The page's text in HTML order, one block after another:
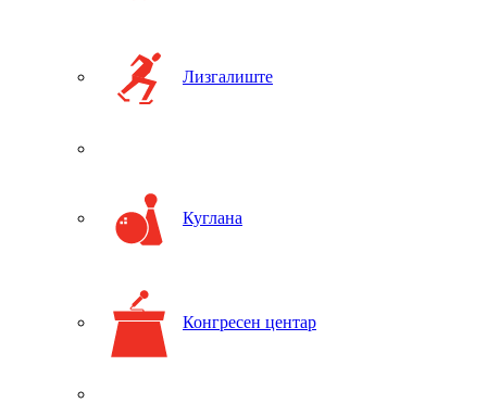
Лизгалиште
Куглана
Конгресен центар